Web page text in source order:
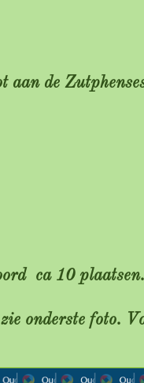
aan de
ca 10
onderste foto.